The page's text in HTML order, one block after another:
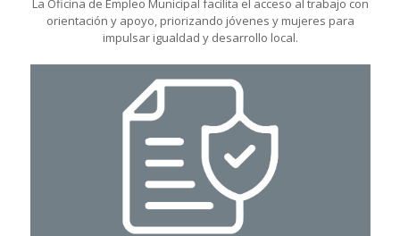
orientación y apoyo, priorizando jóvenes y mujeres para
impulsar igualdad y desarrollo local.